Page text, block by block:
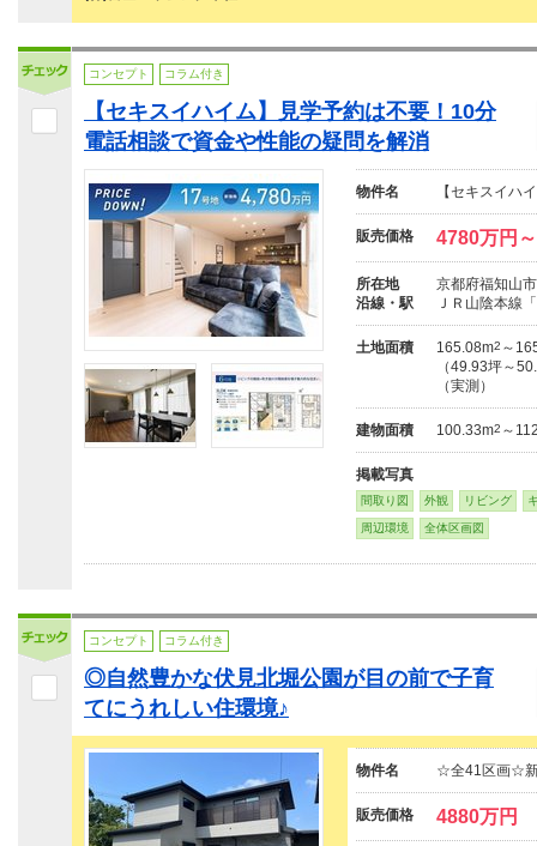
コンセプト コラム付き
【セキスイハイム】見学予約は不要！10分
電話相談で資金や性能の疑問を解消
物件名 【セキスイ
販売価格 4780万円
所在地
京都府福知山
沿線・駅
ＪＲ山陰本線
土地面積 165.08m2 ～
（49.93坪～
（実測）
建物面積 100.33m2 ～
掲載写真
間取り図 外観 リビング
周辺環境 全体区画図
コンセプト コラム付き
◎自然豊かな伏見北堀公園が目の前で子育
てにうれしい住環境♪
物件名 ☆全41区画☆新
販売価格 4880万円